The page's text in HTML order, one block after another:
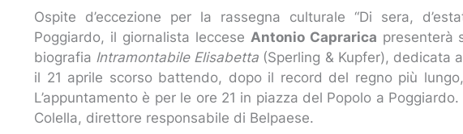
Ospite d’eccezione per la rassegna culturale “Di sera,
Poggiardo, il giornalista leccese Antonio Caprarica presenterà
biografia Intramontabile Elisabetta (Sperling & Kupfer), dedicata
il 21 aprile scorso battendo, dopo il record del regno più
L’appuntamento è per le ore 21 in piazza del Popolo a
Colella, direttore responsabile di Belpaese.